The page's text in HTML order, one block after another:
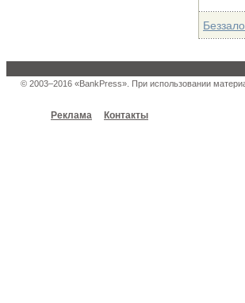
© 2003–2016 «BankPress». При использовании
Реклама Контакты